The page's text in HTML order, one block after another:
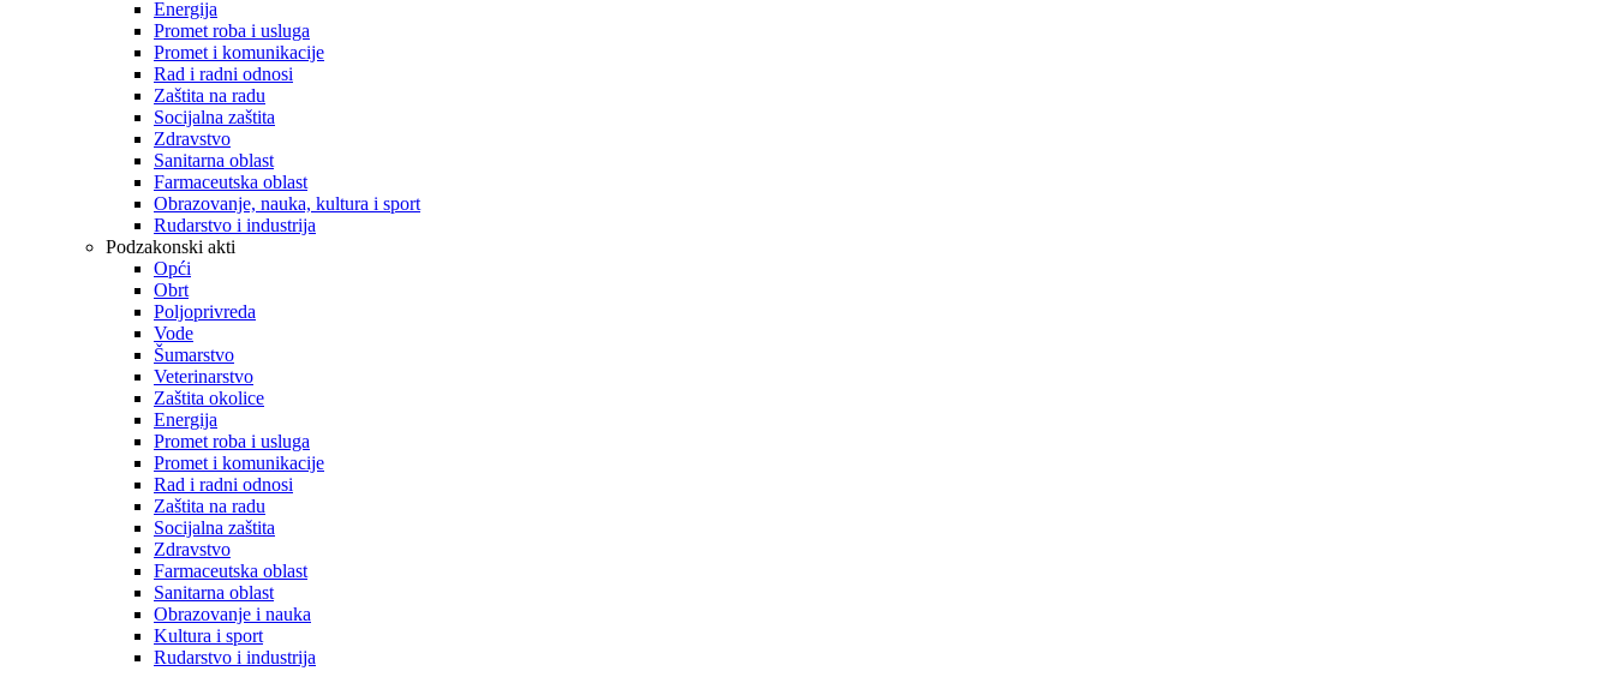
Energija
Promet roba i usluga
Promet i komunikacije
Rad i radni odnosi
Zaštita na radu
Socijalna zaštita
Zdravstvo
Sanitarna oblast
Farmaceutska oblast
Obrazovanje, nauka, kultura i sport
Rudarstvo i industrija
Podzakonski akti
Opći
Obrt
Poljoprivreda
Vode
Šumarstvo
Veterinarstvo
Zaštita okolice
Energija
Promet roba i usluga
Promet i komunikacije
Rad i radni odnosi
Zaštita na radu
Socijalna zaštita
Zdravstvo
Farmaceutska oblast
Sanitarna oblast
Obrazovanje i nauka
Kultura i sport
Rudarstvo i industrija